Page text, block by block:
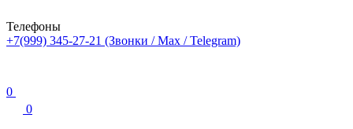
Телефоны
+7(999) 345-27-21 (Звонки / Max / Telegram)
0
0